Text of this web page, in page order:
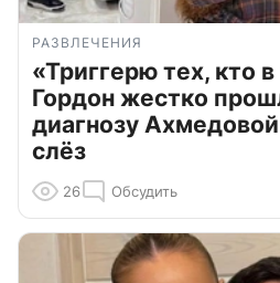
РАЗВЛЕЧЕНИЯ
«Триггерю тех, кто
Гордон жестко
диагнозу
слёз
26 Обсудить